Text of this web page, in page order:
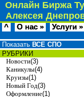
Онлайн Биржа
Алексея
^ О нас » Услуги »
Показать ВСЕ СПО
РУБРИКИ
Новости(3)
Каникулы(4)
Круизы(1)
Новый Год(3)
Оформление(1)